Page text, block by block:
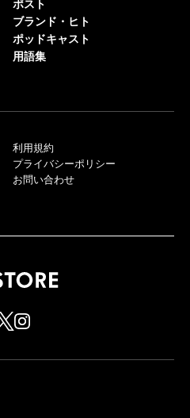
ポスト
ブランド・ヒト
ポッドキャスト
用語集
利用規約
プライバシーポリシー
お問い合わせ